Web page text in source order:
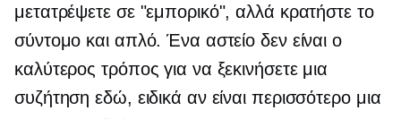
μετατρέψετε σε "εμπορικό", αλλά κρατήστε το
σύντομο και απλό. Ένα αστείο δεν είναι ο
καλύτερος τρόπος για να ξεκινήσετε μια
συζήτηση εδώ, ειδικά αν είναι περισσότερο μια